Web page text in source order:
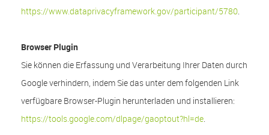
https://www.dataprivacyframework.gov/participant/5780.
Browser Plugin
Sie können die Erfassung und Verarbeitung Ihrer Daten durch
Google verhindern, indem Sie das unter dem folgenden Link
verfügbare Browser-Plugin herunterladen und installieren:
https://tools.google.com/dlpage/gaoptout?hl=de.